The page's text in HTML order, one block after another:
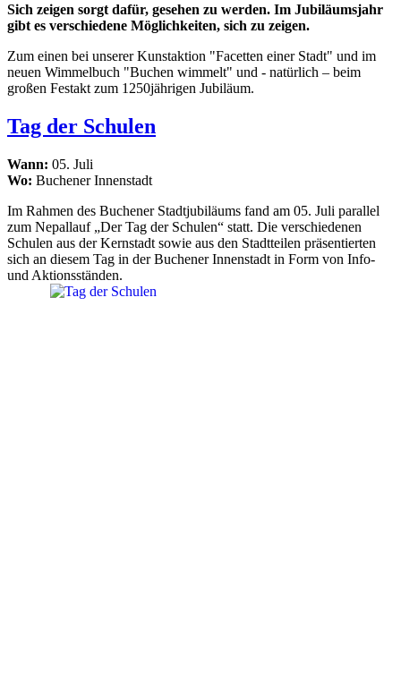
Sich zeigen sorgt dafür, gesehen zu werden. Im Jubiläumsjahr
gibt es verschiedene Möglichkeiten, sich zu zeigen.
Zum einen bei unserer Kunstaktion "Facetten einer Stadt" und im
neuen Wimmelbuch "Buchen wimmelt" und - natürlich – beim
großen Festakt zum 1250jährigen Jubiläum.
Tag der Schulen
Wann: 05. Juli
Wo: Buchener Innenstadt
Im Rahmen des Buchener Stadtjubiläums fand am 05. Juli parallel
zum Nepallauf „Der Tag der Schulen“ statt. Die verschiedenen
Schulen aus der Kernstadt sowie aus den Stadtteilen präsentierten
sich an diesem Tag in der Buchener Innenstadt in Form von Info-
und Aktionsständen.